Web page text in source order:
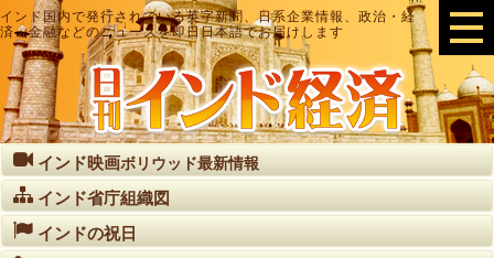
インド国内で発行されている英字新聞、日系企業情報、政治・経
済・金融などのニュースを即日日本語でお届けします
インド映画ボリウッド最新情報
インド省庁組織図
インドの祝日